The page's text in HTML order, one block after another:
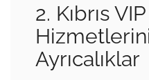
2. Kıbrıs
Ayrıcalıklar